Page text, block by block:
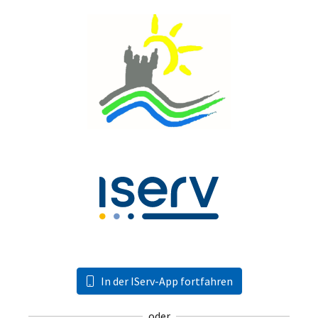
In der IServ-App fortfahren